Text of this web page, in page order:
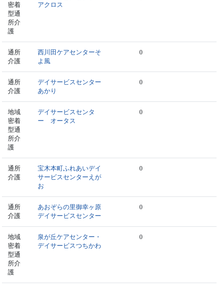
密着
型通
所介
護
アクロス
通所
介護
西川田ケアセンターそ
よ風
0
通所
介護
デイサービスセンター
あかり
0
地域
密着
型通
所介
護
デイサービスセンタ
ー オータス
0
通所
介護
宝木本町ふれあいデイ
サービスセンターえが
お
0
通所
介護
あおぞらの里御幸ヶ原
デイサービスセンター
0
地域
密着
型通
所介
護
泉が丘ケアセンター・
デイサービスつちかわ
0